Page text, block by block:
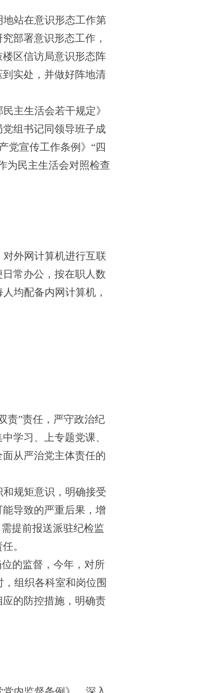
站在意识形态工作第
部署意识形态工作，
楼区信访局意识形态阵
实处， 并做好阵地清
主生活会若干规定》
组书记同领导班子成
党宣传工作条例》“四
为民主生活会对照检查
外网计算机进行互联
常办公， 按在职人数
人均配备内网计算机，
责”责任，严守政治纪
学习、上专题党课、
面从严治党主体责任的
规矩意识，明确接受
导致的严重后果，增
提前报送派驻纪检监
。
的监督，今年，对所
，组织各科室和岗位围
的防控措施，明确责